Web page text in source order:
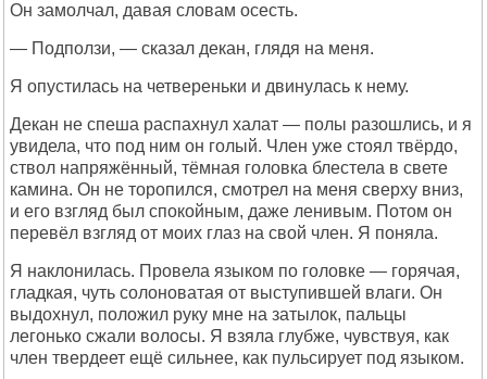
Он замолчал, давая словам осесть.
— Подползи, — сказал декан, глядя на меня.
Я опустилась на четвереньки и двинулась к нему.
Декан не спеша распахнул халат — полы разошлись, и я
увидела, что под ним он голый. Член уже стоял твёрдо,
ствол напряжённый, тёмная головка блестела в свете
камина. Он не торопился, смотрел на меня сверху вниз,
и его взгляд был спокойным, даже ленивым. Потом он
перевёл взгляд от моих глаз на свой член. Я поняла.
Я наклонилась. Провела языком по головке — горячая,
гладкая, чуть солоноватая от выступившей влаги. Он
выдохнул, положил руку мне на затылок, пальцы
легонько сжали волосы. Я взяла глубже, чувствуя, как
член твердеет ещё сильнее, как пульсирует под языком.